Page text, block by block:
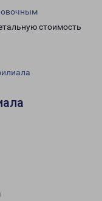
стоимость